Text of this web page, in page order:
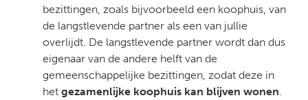
bezittingen, zoals bijvoorbeeld een koophuis, van
de langstlevende partner als een van jullie
overlijdt. De langstlevende partner wordt dan dus
eigenaar van de andere helft van de
gemeenschappelijke bezittingen, zodat deze in
hetgezamenlijke koophuis kan blijven wonen.